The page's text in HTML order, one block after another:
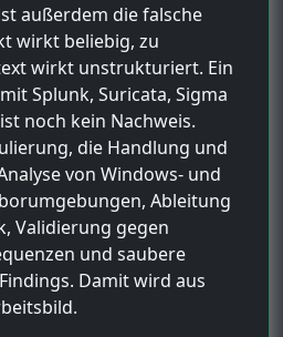
außerdem die falsche
wirkt beliebig, zu
wirkt unstrukturiert. Ein
Splunk, Suricata, Sigma
ist noch kein Nachweis.
die Handlung und
von Windows- und
Ableitung
Validierung gegen
und saubere
Damit wird aus